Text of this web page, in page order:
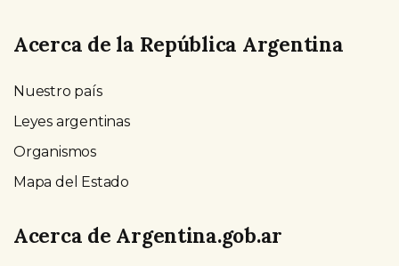
Acerca de la República Argentina
Nuestro país
Leyes argentinas
Organismos
Mapa del Estado
Acerca de Argentina.gob.ar